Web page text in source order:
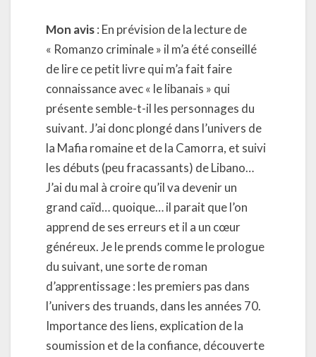
Mon avis: En prévision de la lecture de
« Romanzo criminale » il m’a été conseillé
de lire ce petit livre qui m’a fait faire
connaissance avec « le libanais » qui
présente semble-t-il les personnages du
suivant. J’ai donc plongé dans l’univers de
la Mafia romaine et de la Camorra, et suivi
les débuts (peu fracassants) de Libano…
J’ai du mal à croire qu’il va devenir un
grand caïd… quoique… il parait que l’on
apprend de ses erreurs et il a un cœur
généreux. Je le prends comme le prologue
du suivant, une sorte de roman
d’apprentissage : les premiers pas dans
l’univers des truands, dans les années 70.
Importance des liens, explication de la
soumission et de la confiance, découverte